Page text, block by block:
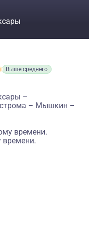
Выше среднего
–
– Мышкин –
времени.
времени.